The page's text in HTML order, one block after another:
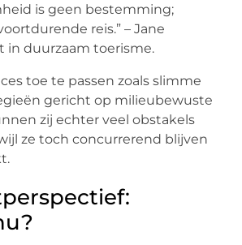
is geen bestemming;
reis.” – Jane
in duurzaam toerisme.
toe te passen zoals slimme
gericht op milieubewuste
zij echter veel obstakels
ze toch concurrerend blijven